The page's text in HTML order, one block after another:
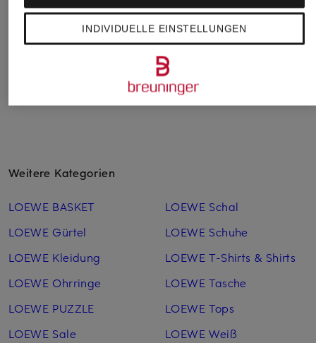
SIGNATURE
420 €
400 €
440 €
Weitere Kategorien
LOEWE BASKET
LOEWE Gürtel
LOEWE Kleidung
LOEWE Ohrringe
LOEWE PUZZLE
LOEWE Sale
LOEWE Schal
LOEWE Schuhe
LOEWE T-Shirts & Shirts
LOEWE Tasche
LOEWE Tops
LOEWE Weiß
INDIVIDUELLE EINSTELLUNGEN